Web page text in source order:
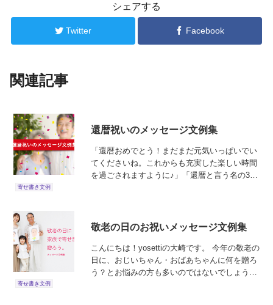
シェアする
Twitter Facebook
関連記事
寄せ書き文例
還暦祝いのメッセージ文例集
「還暦おめでとう！まだまだ元気いっぱいでい
てくださいね。これからも充実した楽しい時間
を過ごされますように♪」「還暦と言う名の3回
寄せ書き文例
敬老の日のお祝いメッセージ文例集
こんにちは！yosettiの大崎です。 今年の敬老の
日に、おじいちゃん・おばあちゃんに何を贈ろ
う？とお悩みの方も多いのではないでしょう